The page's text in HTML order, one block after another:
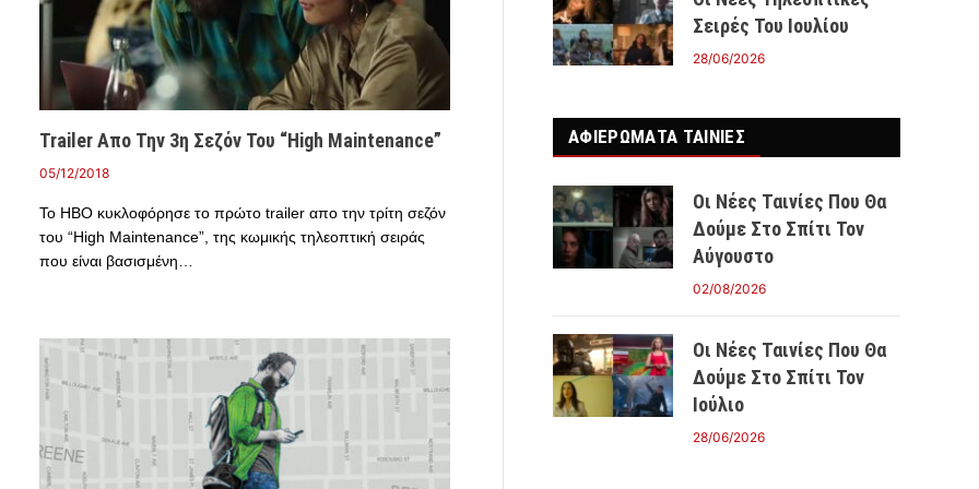
Trailer Απο Την 3η Σεζόν Του “High Maintenance”
05/12/2018
Το HBO κυκλοφόρησε το πρώτο trailer απο την τρίτη σεζόν
του “High Maintenance”, της κωμικής τηλεοπτική σειράς
που είναι βασισμένη…
Σειρές Του Ιουλίου
28/06/2026
ΑΦΙΕΡΩΜΑΤΑ ΤΑΙΝΊΕΣ
Οι Νέες Ταινίες Που Θα
Δούμε Στο Σπίτι Τον
Αύγουστο
02/08/2026
Οι Νέες Ταινίες Που Θα
Δούμε Στο Σπίτι Τον
Ιούλιο
28/06/2026